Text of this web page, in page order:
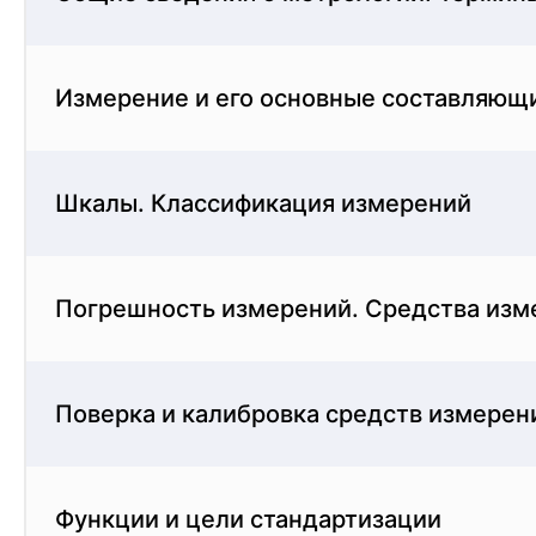
Измерение и его основные
Шкалы. Классификация измерений
Погрешность измерений. Средства
Поверка и калибровка средств
Функции и цели стандартизации